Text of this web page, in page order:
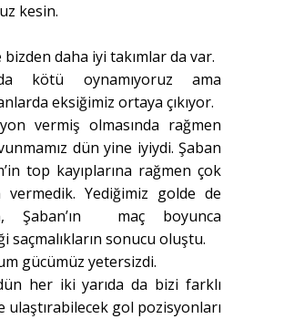
kesin.
bizden daha iyi takımlar da var.
kötü oynamıyoruz ama
eksiğimiz ortaya çıkıyor.
vermiş olmasında rağmen
dün yine iyiydi. Şaban
top kayıplarına rağmen çok
vermedik. Yediğimiz golde de
Şaban’ın maç boyunca
saçmalıkların sonucu oluştu.
gücümüz yetersizdi.
her iki yarıda da bizi farklı
ulaştırabilecek gol pozisyonları